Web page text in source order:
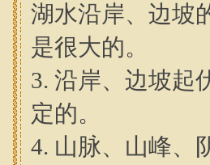
湖水沿岸、边坡
是很大的。
3. 沿岸、边坡起
定的。
4. 山脉、山峰、